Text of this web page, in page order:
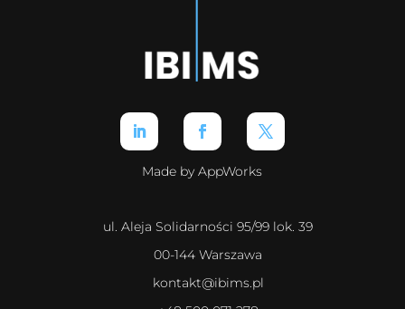
Made by AppWorks
ul. Aleja Solidarności 95/99 lok. 39
00-144 Warszawa
kontakt@ibims.pl